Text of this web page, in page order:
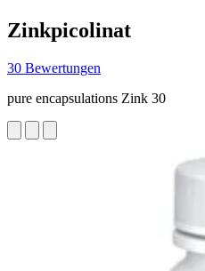
Zinkpicolinat
30 Bewertungen
pure encapsulations Zink 30